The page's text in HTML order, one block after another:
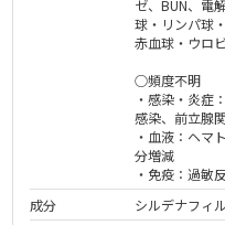
ゼ、BUN、電
球・リンパ球
赤血球・ウロ
○頻度不明
・感染・炎症
感染、前立腺
・血液：ヘマ
分増減
・免疫：過敏
成分
シルデナフィ